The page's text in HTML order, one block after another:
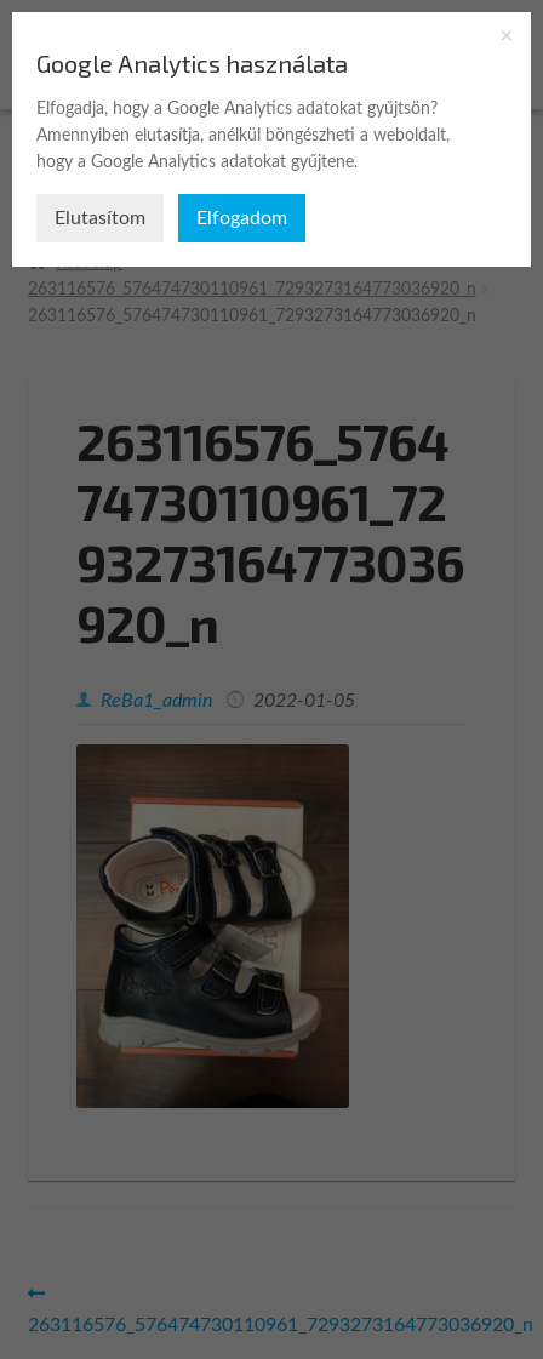
navigációhoz
tartalomba
Üzlet
A fiókom
Kosár
Kezdőlap
263116576_576474730110961_7293273164773036920_n
263116576_576474730110961_7293273164773036920_n
263116576_5764
74730110961_72
93273164773036
920_n
ReBa1_admin 2022-01-05
Bejegyzés
navigáció
post:
263116576_576474730110961_7293273164773036920_n
Google Analytics használata
Elfogadja, hogy a Google Analytics adatokat gyűjtsön?
Amennyiben elutasítja, anélkül böngészheti a weboldalt,
hogy a Google Analytics adatokat gyűjtene.
Elutasítom Elfogadom